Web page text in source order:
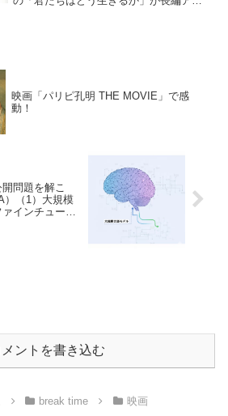
映画「パリピ孔明 THE MOVIE」で感
動！
問題を解こ
）（1）大規模
インチューニ
メントを書き込む
break time 映画